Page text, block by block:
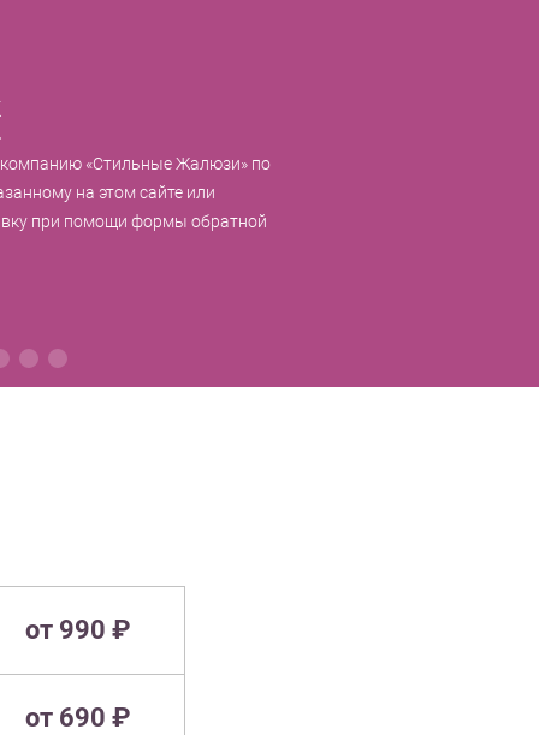
«Стильные Жалюзи» по
на этом сайте или
при помощи формы обратной
от 990 ₽
от 690 ₽